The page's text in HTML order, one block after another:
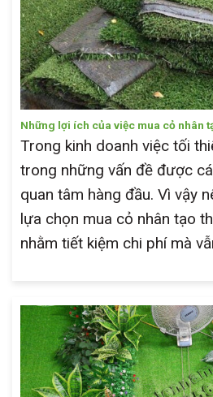
Những lợi ích của việc mua cỏ nhân
Trong kinh doanh việc tối
trong những vấn đề được
quan tâm hàng đầu. Vì vậy
lựa chọn mua cỏ nhân tạo
nhằm tiết kiệm chi phí mà